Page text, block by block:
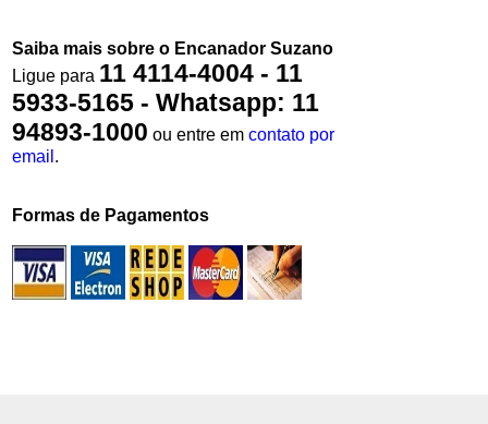
Saiba mais sobre o Encanador Suzano
Ligue para 11 4114-4004 - 11
5933-5165 - Whatsapp: 11
94893-1000 ou entre emcontato por
email .
Formas de Pagamentos